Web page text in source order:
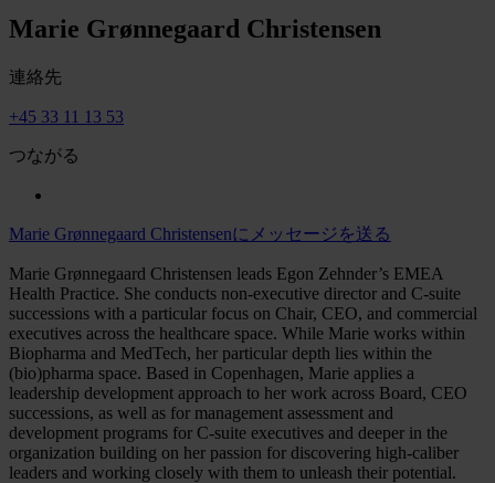
Marie Grønnegaard Christensen
連絡先
+45 33 11 13 53
つながる
Marie Grønnegaard Christensenにメッセージを送る
Marie Grønnegaard Christensen leads Egon Zehnder’s EMEA
Health Practice. She conducts non-executive director and C-suite
successions with a particular focus on Chair, CEO, and commercial
executives across the healthcare space. While Marie works within
Biopharma and MedTech, her particular depth lies within the
(bio)pharma space. Based in Copenhagen, Marie applies a
leadership development approach to her work across Board, CEO
successions, as well as for management assessment and
development programs for C-suite executives and deeper in the
organization building on her passion for discovering high-caliber
leaders and working closely with them to unleash their potential.